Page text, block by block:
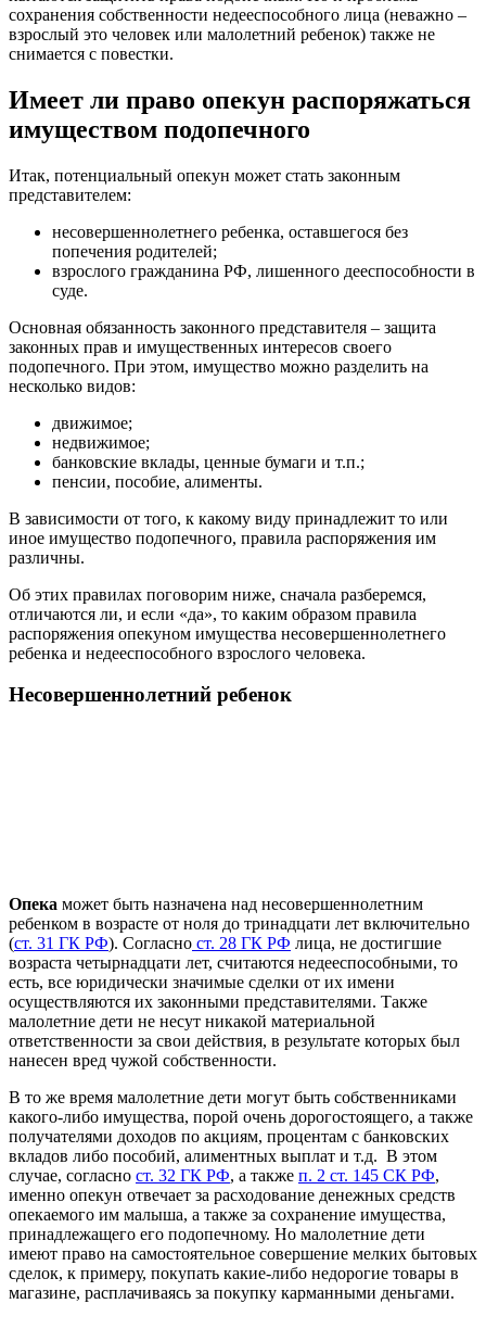
сохранения собственности недееспособного лица (неважно –
взрослый это человек или малолетний ребенок) также не
снимается с повестки.
Имеет ли право опекун распоряжаться
имуществом подопечного
Итак, потенциальный опекун может стать законным
представителем:
несовершеннолетнего ребенка, оставшегося без
попечения родителей;
взрослого гражданина РФ, лишенного дееспособности в
суде.
Основная обязанность законного представителя – защита
законных прав и имущественных интересов своего
подопечного. При этом, имущество можно разделить на
несколько видов:
движимое;
недвижимое;
банковские вклады, ценные бумаги и т.п.;
пенсии, пособие, алименты.
В зависимости от того, к какому виду принадлежит то или
иное имущество подопечного, правила распоряжения им
различны.
Об этих правилах поговорим ниже, сначала разберемся,
отличаются ли, и если «да», то каким образом правила
распоряжения опекуном имущества несовершеннолетнего
ребенка и недееспособного взрослого человека.
Несовершеннолетний ребенок
Опека может быть назначена над несовершеннолетним
ребенком в возрасте от ноля до тринадцати лет включительно
(ст. 31 ГК РФ). Согласно ст. 28 ГК РФ лица, не достигшие
возраста четырнадцати лет, считаются недееспособными, то
есть, все юридически значимые сделки от их имени
осуществляются их законными представителями. Также
малолетние дети не несут никакой материальной
ответственности за свои действия, в результате которых был
нанесен вред чужой собственности.
В то же время малолетние дети могут быть собственниками
какого-либо имущества, порой очень дорогостоящего, а также
получателями доходов по акциям, процентам с банковских
вкладов либо пособий, алиментных выплат и т.д. В этом
случае, согласно ст. 32 ГК РФ, а также п. 2 ст. 145 СК РФ,
именно опекун отвечает за расходование денежных средств
опекаемого им малыша, а также за сохранение имущества,
принадлежащего его подопечному. Но малолетние дети
имеют право на самостоятельное совершение мелких бытовых
сделок, к примеру, покупать какие-либо недорогие товары в
магазине, расплачиваясь за покупку карманными деньгами.